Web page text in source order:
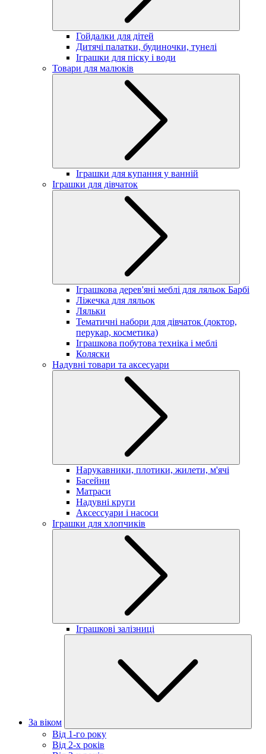
Гойдалки для дітей
Дитячі палатки, будиночки, тунелі
Іграшки для піску і води
Товари для малюків
Іграшки для купання у ванній
Іграшки для дівчаток
Іграшкова дерев'яні меблі для ляльок Барбі
Ліжечка для ляльок
Ляльки
Тематичні набори для дівчаток (доктор,
перукар, косметика)
Іграшкова побутова техніка і меблі
Коляски
Надувні товари та аксесуари
Нарукавники, плотики, жилети, м'ячі
Басейни
Матраси
Надувні круги
Аксессуари і насоси
Іграшки для хлопчиків
Іграшкові залізниці
За віком
Від 1-го року
Від 2-х років